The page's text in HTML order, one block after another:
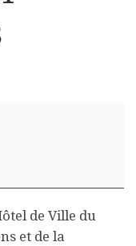
de Ville du
et de la